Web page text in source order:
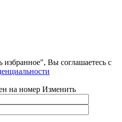
Вы соглашаетесь c
на номер Изменить